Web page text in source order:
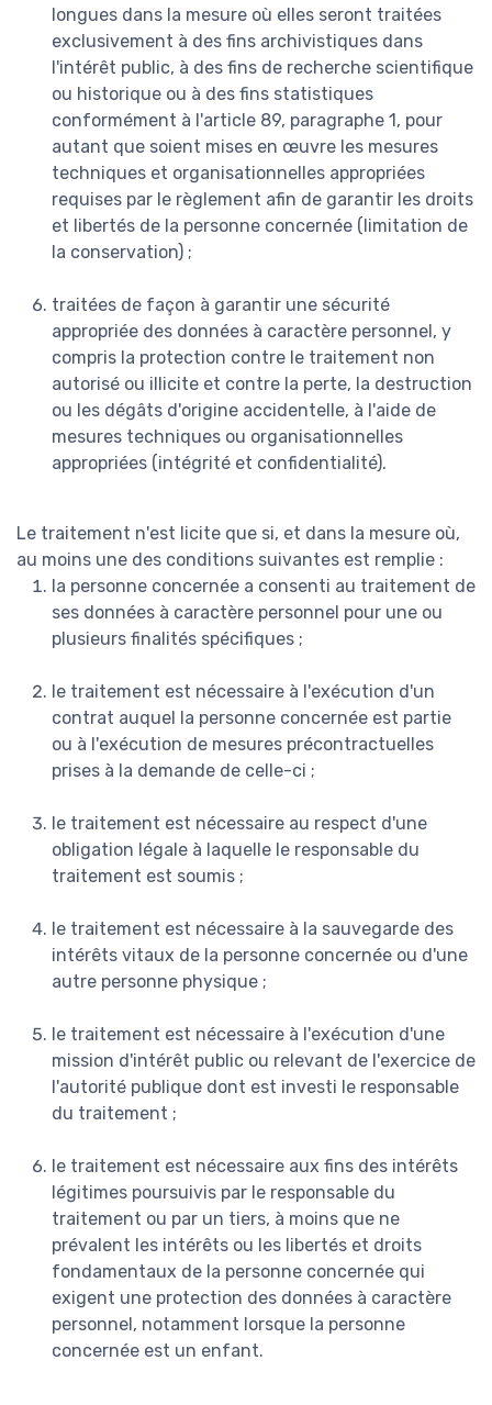
longues dans la mesure où elles seront traitées
exclusivement à des fins archivistiques dans
l'intérêt public, à des fins de recherche scientifique
ou historique ou à des fins statistiques
conformément à l'article 89, paragraphe 1, pour
autant que soient mises en œuvre les mesures
techniques et organisationnelles appropriées
requises par le règlement afin de garantir les droits
et libertés de la personne concernée (limitation de
la conservation) ;
traitées de façon à garantir une sécurité
appropriée des données à caractère personnel, y
compris la protection contre le traitement non
autorisé ou illicite et contre la perte, la destruction
ou les dégâts d'origine accidentelle, à l'aide de
mesures techniques ou organisationnelles
appropriées (intégrité et confidentialité).
Le traitement n'est licite que si, et dans la mesure où,
au moins une des conditions suivantes est remplie :
la personne concernée a consenti au traitement de
ses données à caractère personnel pour une ou
plusieurs finalités spécifiques ;
le traitement est nécessaire à l'exécution d'un
contrat auquel la personne concernée est partie
ou à l'exécution de mesures précontractuelles
prises à la demande de celle-ci ;
le traitement est nécessaire au respect d'une
obligation légale à laquelle le responsable du
traitement est soumis ;
le traitement est nécessaire à la sauvegarde des
intérêts vitaux de la personne concernée ou d'une
autre personne physique ;
le traitement est nécessaire à l'exécution d'une
mission d'intérêt public ou relevant de l'exercice de
l'autorité publique dont est investi le responsable
du traitement ;
le traitement est nécessaire aux fins des intérêts
légitimes poursuivis par le responsable du
traitement ou par un tiers, à moins que ne
prévalent les intérêts ou les libertés et droits
fondamentaux de la personne concernée qui
exigent une protection des données à caractère
personnel, notamment lorsque la personne
concernée est un enfant.